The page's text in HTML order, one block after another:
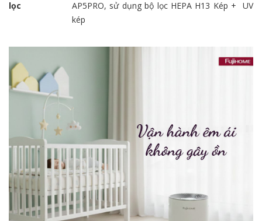
lọc
AP5PRO, sử dụng bộ lọc HEPA H13 Kép + UV
kép